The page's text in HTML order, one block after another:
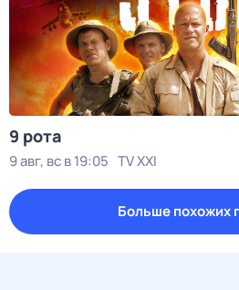
9 рота
9 авг, вс в 19:05 TV XXI
Больше похожих